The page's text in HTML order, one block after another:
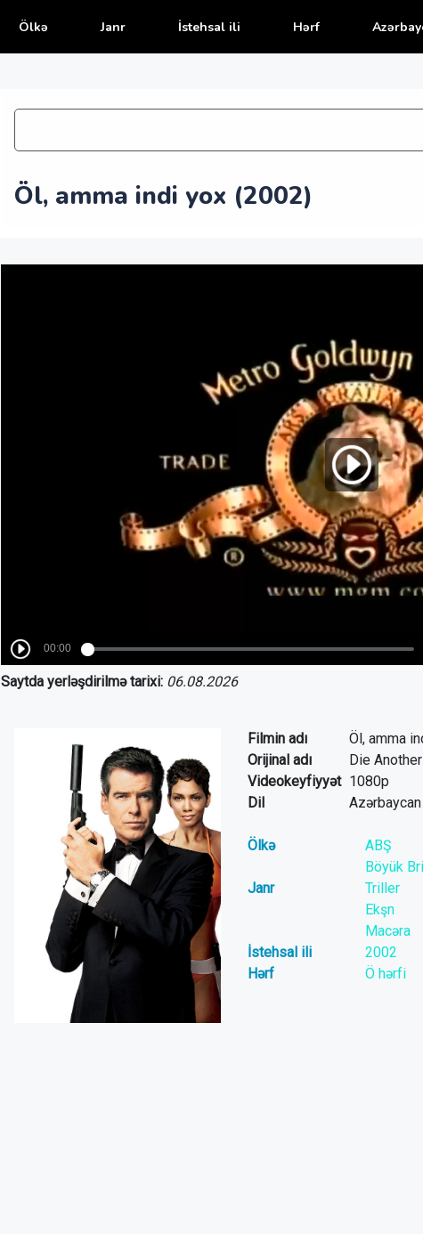
Ölkə Janr İstehsal ili Hərf
Öl, amma indi yox (2002)
Saytda yerləşdirilmə tarixi: 06.08.2026
Filmin adı
Öl, amma
Orijinal adı
Die
Videokeyfiyyət 1080p
Dil
Ölkə
ABŞ
Böyük
Janr
Triller
Ekşn
Macəra
İstehsal ili
2002
Hərf
Ö hərfi